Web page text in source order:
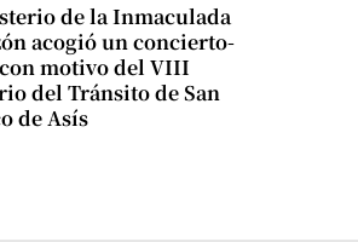
de la Inmaculada
acogió un concierto-
motivo del VIII
del Tránsito de San
de Asís